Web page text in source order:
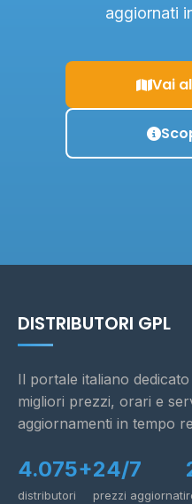
aggiornati
Vai
DISTRIBUTORI GPL
Il portale italiano
migliori prezzi, orari e
aggiornamenti in tempo
4.075+
distributori
24/7
prezzi aggiornati